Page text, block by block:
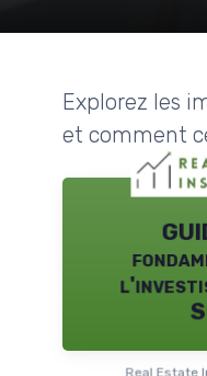
Explorez les
et comment
Real Estate